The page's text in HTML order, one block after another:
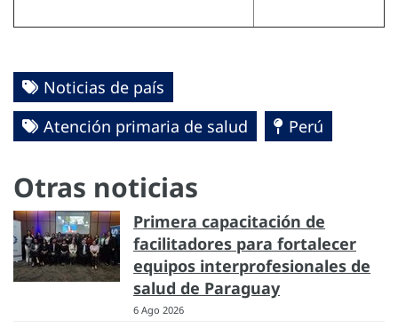
Noticias de país
Atención primaria de salud
Perú
Otras noticias
Primera capacitación de
facilitadores para fortalecer
equipos interprofesionales de
salud de Paraguay
6 Ago 2026